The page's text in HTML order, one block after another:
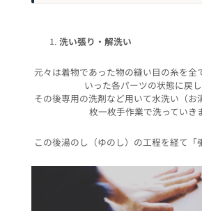
洗い張り・解洗い
元々は着物であった物の縫い目の糸を全
いった各パーツの状態に戻し
その後専用の洗剤など用いて水洗い（お
枚一枚手作業で洗っていき
この後湯のし（ゆのし）の工程を経て「